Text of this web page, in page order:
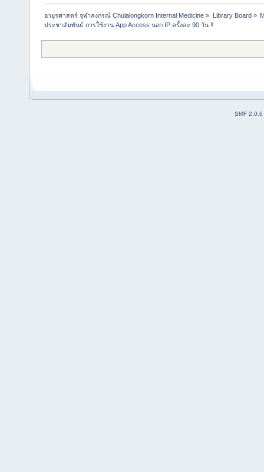
อายุรศาสตร์ จุฬาลงกรณ์ Chulalongkorn Internal Medicine » Library Board»
ประชาสัมพันธ์ การใช้งาน App Access นอก IP ครั้งละ 90 วัน ‼️
SMF 2.0.6